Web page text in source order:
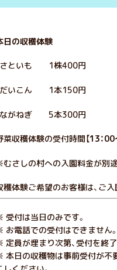
日の収穫体験
さといも 1株400円
だいこん 1本150円
ながねぎ 5本300円
菜収穫体験の受付時間【13：00
さしの村への入園料金が別途
穫体験ご希望のお客様は、ご
受付は当日のみです。
お電話での受付はできません。
定員が埋まり次第、受付を終了
本日の収穫物は事前受付が不